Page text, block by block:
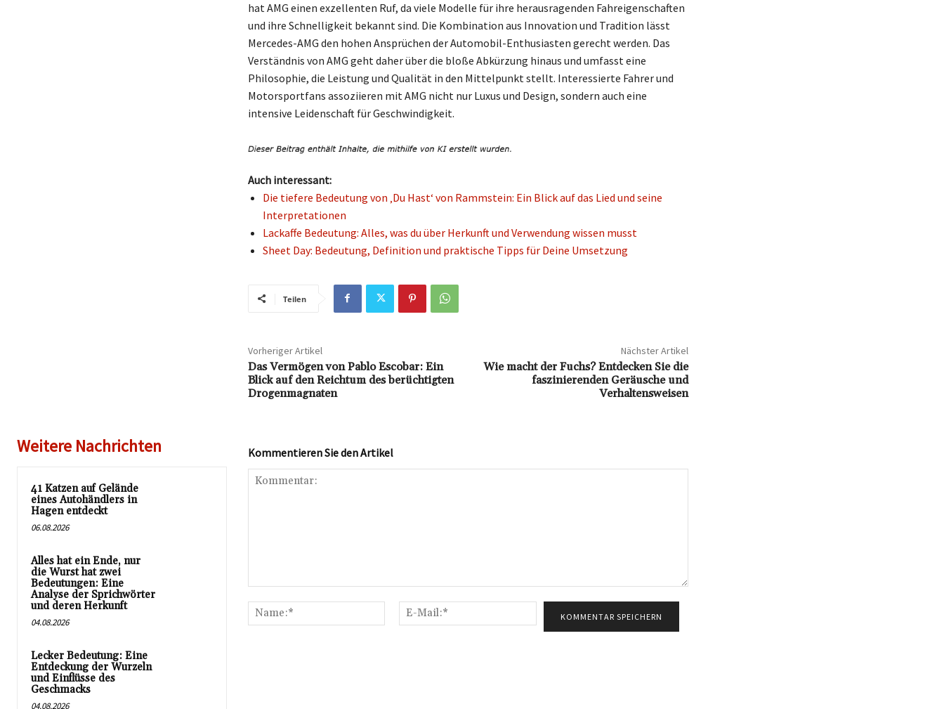
hat AMG einen exzellenten Ruf, da viele Modelle für ihre herausragenden Fahreigenschaften
und ihre Schnelligkeit bekannt sind. Die Kombination aus Innovation und Tradition lässt
Mercedes-AMG den hohen Ansprüchen der Automobil-Enthusiasten gerecht werden. Das
Verständnis von AMG geht daher über die bloße Abkürzung hinaus und umfasst eine
Philosophie, die Leistung und Qualität in den Mittelpunkt stellt. Interessierte Fahrer und
Motorsportfans assoziieren mit AMG nicht nur Luxus und Design, sondern auch eine
intensive Leidenschaft für Geschwindigkeit.
Auch interessant:
Die tiefere Bedeutung von ‚Du Hast‘ von Rammstein: Ein Blick auf das Lied und seine
Interpretationen
Lackaffe Bedeutung: Alles, was du über Herkunft und Verwendung wissen musst
Sheet Day: Bedeutung, Definition und praktische Tipps für Deine Umsetzung
Teilen
Vorheriger Artikel
Das Vermögen von Pablo Escobar: Ein
Blick auf den Reichtum des berüchtigten
Drogenmagnaten
Nächster Artikel
Wie macht der Fuchs? Entdecken Sie die
faszinierenden Geräusche und
Verhaltensweisen
Weitere Nachrichten
41 Katzen auf Gelände
eines Autohändlers in
Hagen entdeckt
06.08.2026
Alles hat ein Ende, nur
die Wurst hat zwei
Bedeutungen: Eine
Analyse der Sprichwörter
und deren Herkunft
04.08.2026
Lecker Bedeutung: Eine
Entdeckung der Wurzeln
und Einflüsse des
Geschmacks
04.08.2026
Kommentieren Sie den Artikel
Name:*
Mail:*